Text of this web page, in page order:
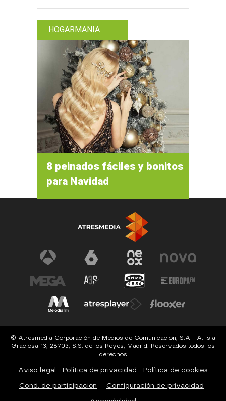
HOGARMANIA
8 peinados fáciles y bonitos
para Navidad
© Atresmedia Corporación de Medios de Comunicación, S.A - A. Isla
Graciosa 13, 28703, S.S. de los Reyes, Madrid. Reservados todos los
derechos
Aviso legal Política de privacidad Política de cookies
Cond. de participación Configuración de privacidad